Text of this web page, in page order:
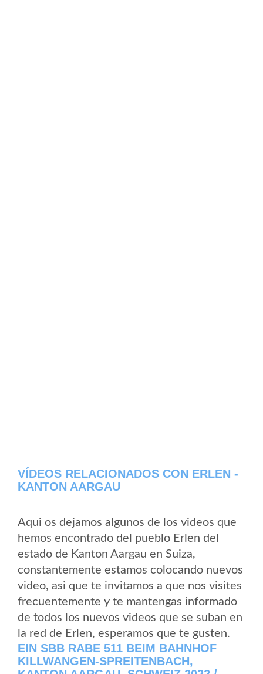
VÍDEOS RELACIONADOS CON ERLEN -
KANTON AARGAU
Aqui os dejamos algunos de los videos que
hemos encontrado del pueblo Erlen del
estado de Kanton Aargau en Suiza,
constantemente estamos colocando nuevos
video, asi que te invitamos a que nos visites
frecuentemente y te mantengas informado
de todos los nuevos videos que se suban en
la red de Erlen, esperamos que te gusten.
EIN SBB RABE 511 BEIM BAHNHOF
KILLWANGEN-SPREITENBACH,